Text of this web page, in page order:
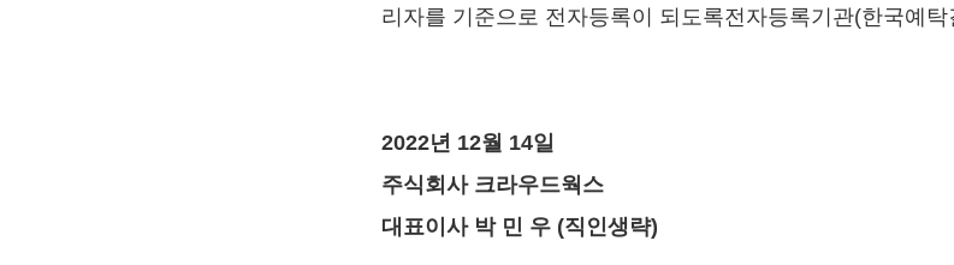
리자를 기준으로 전자등록이 되도록전자등록기관(한국예
2022년 12월 14일
주식회사 크라우드웍스
대표이사 박 민 우 (직인생략)